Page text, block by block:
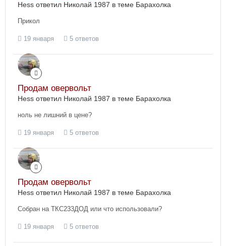
Hess ответил Николай 1987 в теме Барахолка
Прикол
19 января 5 ответов
Продам овервольт
Hess ответил Николай 1987 в теме Барахолка
ноль не лишний в цене?
19 января 5 ответов
Продам овервольт
Hess ответил Николай 1987 в теме Барахолка
Собран на ТКС233ДОД или что использовали?
19 января 5 ответов